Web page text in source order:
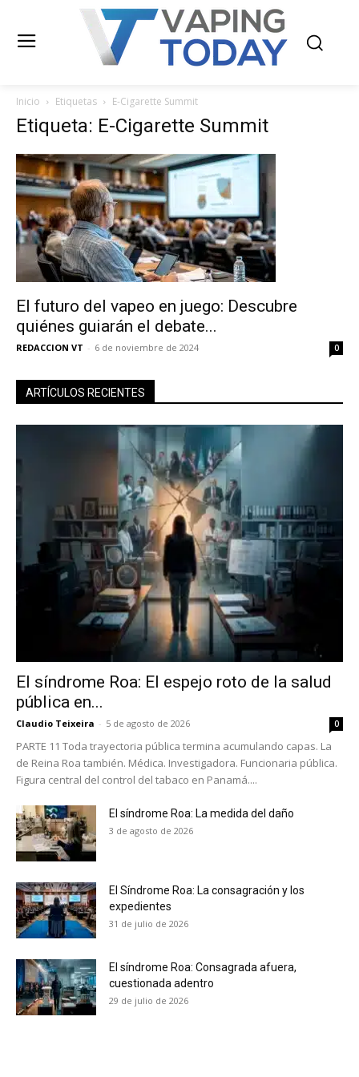
No te pierdas de las
Inicio Etiquetas E-Cigarette Summit
Etiqueta: E-Cigarette Summit
El futuro del vapeo en juego: Descubre
quiénes guiarán el debate...
REDACCION VT - 6 de noviembre de 2024 0
ARTÍCULOS RECIENTES
El síndrome Roa: El espejo roto de la salud
pública en...
Claudio Teixeira - 5 de agosto de 2026 0
PARTE 11 Toda trayectoria pública termina acumulando capas. La
de Reina Roa también. Médica. Investigadora. Funcionaria pública.
Figura central del control del tabaco en Panamá....
El síndrome Roa: La medida del daño
3 de agosto de 2026
El Síndrome Roa: La consagración y los
expedientes
31 de julio de 2026
El síndrome Roa: Consagrada afuera,
cuestionada adentro
29 de julio de 2026